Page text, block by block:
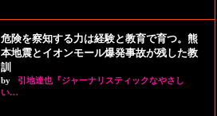
危険を察知する力は経験と教育で育つ。熊
本地震とイオンモール爆発事故が残した教
訓
by
引地達也『ジャーナリスティックなやさし
い…